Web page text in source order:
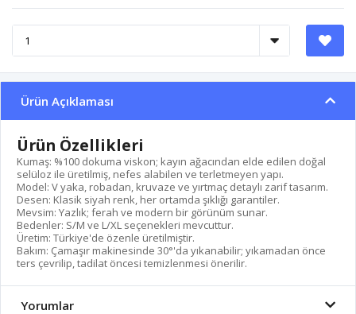
Ürün Açıklaması
Ürün Özellikleri
Kumaş: %100 dokuma viskon; kayın ağacından elde edilen doğal
selüloz ile üretilmiş, nefes alabilen ve terletmeyen yapı.
Model: V yaka, robadan, kruvaze ve yırtmaç detaylı zarif tasarım.
Desen: Klasik siyah renk, her ortamda şıklığı garantiler.
Mevsim: Yazlık; ferah ve modern bir görünüm sunar.
Bedenler: S/M ve L/XL seçenekleri mevcuttur.
Üretim: Türkiye'de özenle üretilmiştir.
Bakım: Çamaşır makinesinde 30°'da yıkanabilir; yıkamadan önce
ters çevrilip, tadilat öncesi temizlenmesi önerilir.
Yorumlar